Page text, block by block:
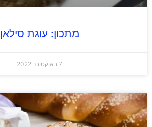
מתכון: עוגת סילאן
7 באוקטובר 2022